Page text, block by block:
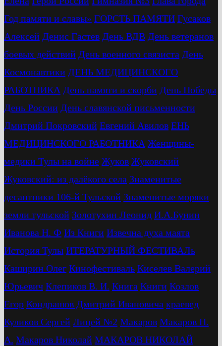
Год памяти и славы» ГОРСТЬ ПАМЯТИ Гусаков
Алексей Денис Гастев День ВДВ День ветеранов
боевых действий День военного связиста День
Космонавтики ДЕНЬ МЕДИЦИНСКОГО
РАБОТНИКА День памяти и скорби День Победы
День России День славянской письменности
Дмитрий Покровский Евгений Авилов ЕНЬ
МЕДИЦИНСКОГО РАБОТНИКА Женщины-
медики Тулы на войне Жуков Жуковский
Жуковский: из далёкого села Знаменитые
десантники 106-й Тульской Знаменитые моряки
земли тульской Золотухин Леонид И.А.Бунин
Иванова Н. Ф Из Книги Извечна духа маята
История Тулы ИТЕРАТУРНЫЙ ФЕСТИВАЛь
Каширин Олег Кинофестиваль Киселев Валерий
Юрьевич Клепиков В. И. Книга Книги Козлов
Егор Кондрашов Дмитрий Ивановича краевед
Куликов Сергей Лицей №2 Макаров Макаров Н.
А. Макаров Николай МАКАРОВ НИКОЛАЙ